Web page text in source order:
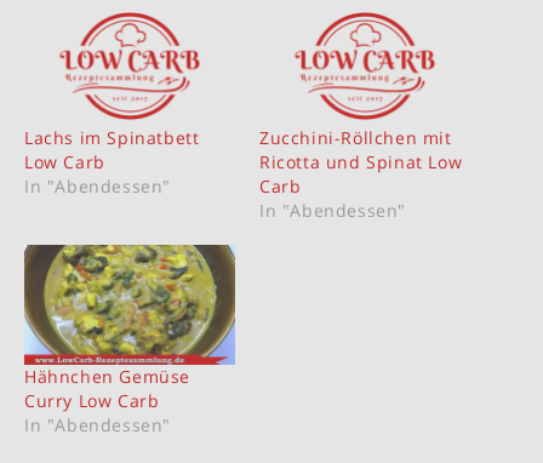
Lachs im Spinatbett
Low Carb
In "Abendessen"
Zucchini-Röllchen mit
Ricotta und Spinat Low
Carb
In "Abendessen"
Hähnchen Gemüse
Curry Low Carb
In "Abendessen"